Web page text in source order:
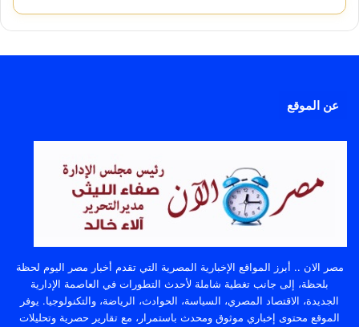
عن الموقع
مصر الان .. أبرز المواقع الإخبارية المصرية التي تقدم أخبار مصر اليوم لحظة
بلحظة، إلى جانب تغطية شاملة لأحدث التطورات في العاصمة الإدارية
الجديدة، الاقتصاد المصري، السياسة، الحوادث، الرياضة، والتكنولوجيا. يوفر
الموقع محتوى إخباري موثوق ومحدث باستمرار، مع تقارير حصرية وتحليلات